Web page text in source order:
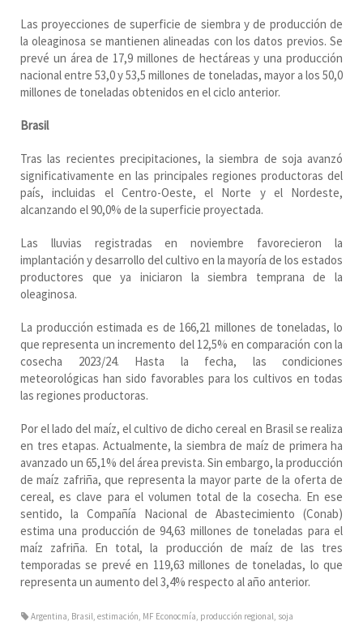
Las proyecciones de superficie de siembra y de producción de
la oleaginosa se mantienen alineadas con los datos previos. Se
prevé un área de 17,9 millones de hectáreas y una producción
nacional entre 53,0 y 53,5 millones de toneladas, mayor a los 50,0
millones de toneladas obtenidos en el ciclo anterior.
Brasil
Tras las recientes precipitaciones, la siembra de soja avanzó
significativamente en las principales regiones productoras del
país, incluidas el Centro-Oeste, el Norte y el Nordeste,
alcanzando el 90,0% de la superficie proyectada.
Las lluvias registradas en noviembre favorecieron la
implantación y desarrollo del cultivo en la mayoría de los estados
productores que ya iniciaron la siembra temprana de la
oleaginosa.
La producción estimada es de 166,21 millones de toneladas, lo
que representa un incremento del 12,5% en comparación con la
cosecha 2023/24. Hasta la fecha, las condiciones
meteorológicas han sido favorables para los cultivos en todas
las regiones productoras.
Por el lado del maíz, el cultivo de dicho cereal en Brasil se realiza
en tres etapas. Actualmente, la siembra de maíz de primera ha
avanzado un 65,1% del área prevista. Sin embargo, la producción
de maíz zafriña, que representa la mayor parte de la oferta de
cereal, es clave para el volumen total de la cosecha. En ese
sentido, la Compañía Nacional de Abastecimiento (Conab)
estima una producción de 94,63 millones de toneladas para el
maíz zafriña. En total, la producción de maíz de las tres
temporadas se prevé en 119,63 millones de toneladas, lo que
representa un aumento del 3,4% respecto al año anterior.
Argentina, Brasil,estimación, MF Econocmía, producción regional, soja